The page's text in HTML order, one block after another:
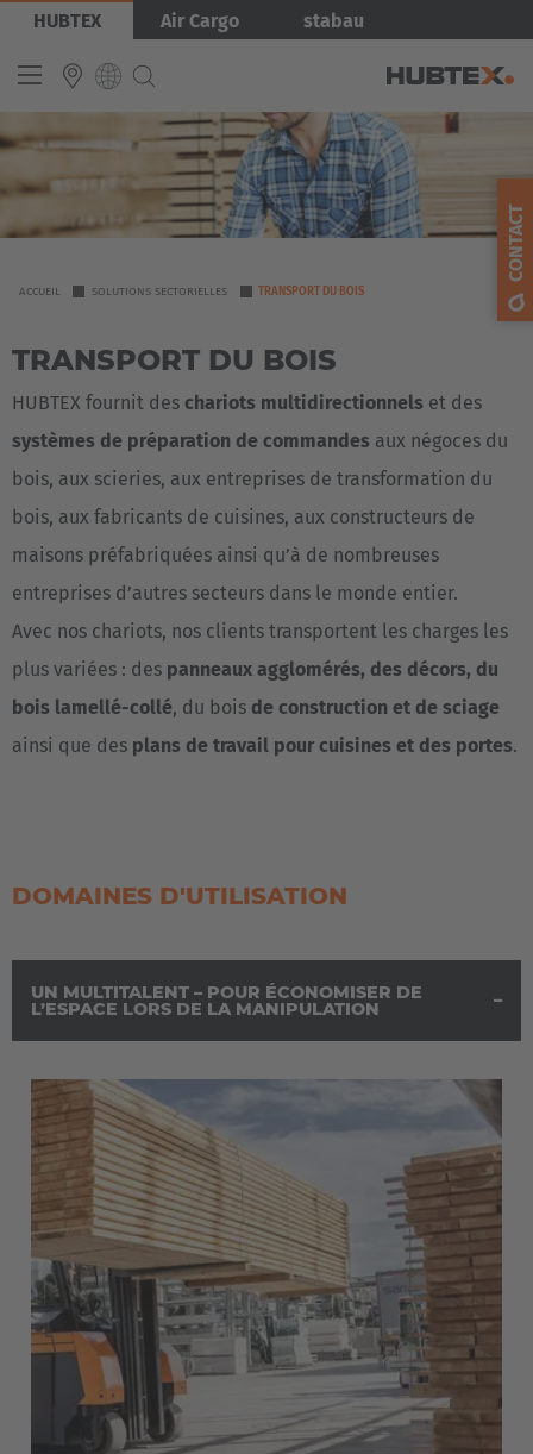
Aller
contenu
HUBTEX Air Cargo stabau
INTERNATIONAL
Español
Image
YOU
HERE
ACCUEIL SOLUTIONS SECTORIELLES TRANSPORT DU BOIS
TRANSPORT DU BOIS
HUBTEX fournit des chariots multidirectionnels et des
systèmes de préparation de commandes aux négoces du
bois, aux scieries, aux entreprises de transformation du
bois, aux fabricants de cuisines, aux constructeurs de
maisons préfabriquées ainsi qu’à de nombreuses
entreprises d’autres secteurs dans le monde entier.
Avec nos chariots, nos clients transportent les charges les
plus variées : des panneaux agglomérés, des décors, du
bois lamellé-collé, du bois de construction et de sciage
ainsi que des plans de travail pour cuisines et des portes.
DOMAINES D'UTILISATION
UN MULTITALENT – POUR ÉCONOMISER DE
L’ESPACE LORS DE LA MANIPULATION
CONTACT